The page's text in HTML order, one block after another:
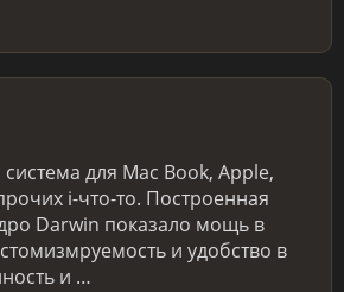
для Mac Book, Apple,
i-что-то. Построенная
Darwin показало мощь в
и удобство в
и …